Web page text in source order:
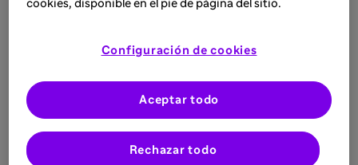
12 dic 2025
sanitario en farmacovigilancia y
seguridad
Conoce el papel del profesional sanitario
cookies, disponible en el pie de página del sitio.
Configuración de cookies
Rechazar todo
Aceptar todo